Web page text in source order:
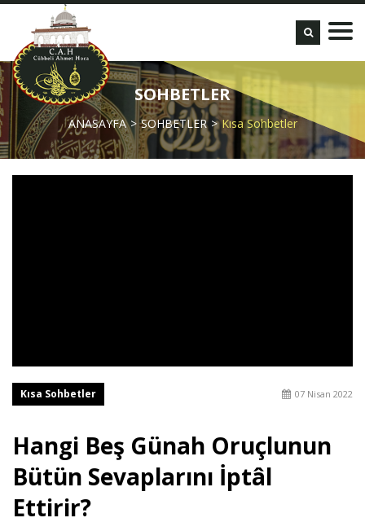
SOHBETLER
ANASAYFA SOHBETLER Kısa Sohbetler
Kısa Sohbetler 07 Nisan 2022
Hangi Beş Günah Oruçlunun
Bütün Sevaplarını İptâl
Ettirir?